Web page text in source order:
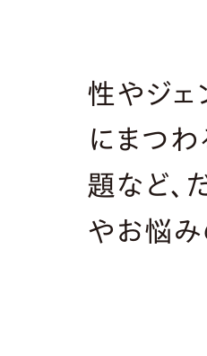
性やジェ
にまつ
題など、
やお悩み